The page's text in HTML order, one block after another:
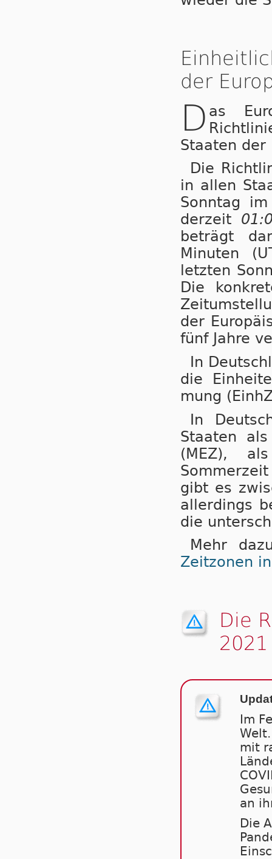
der
D as
Staaten der
Die
in allen
Sonntag
derzeit
beträgt
Minuten
letzten
Die
der
fünf Jahre
In
die
mung
In
Staaten
(MEZ),
gibt es
aller­dings
die
Mehr
Zeitzonen
Die
2021
Im
mit
an
Die